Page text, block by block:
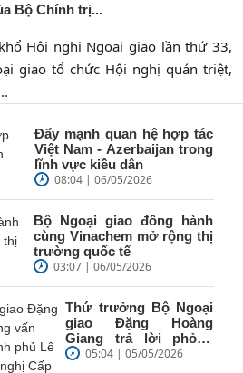
Bộ Chính trị...
Hội nghị Ngoại giao lần thứ 33,
giao tổ chức Hội nghị quán triệt,
Đẩy mạnh quan hệ hợp tác
Việt Nam - Azerbaijan trong
lĩnh vực kiều dân
08:04 | 06/05/2026
Bộ Ngoại giao đồng hành
cùng Vinachem mở rộng thị
trường quốc tế
03:07 | 06/05/2026
Thứ trưởng Bộ Ngoại
giao Đặng Hoàng
Giang trả lời phỏng
vấn nhân dịp Thủ
05:04 | 05/05/2026